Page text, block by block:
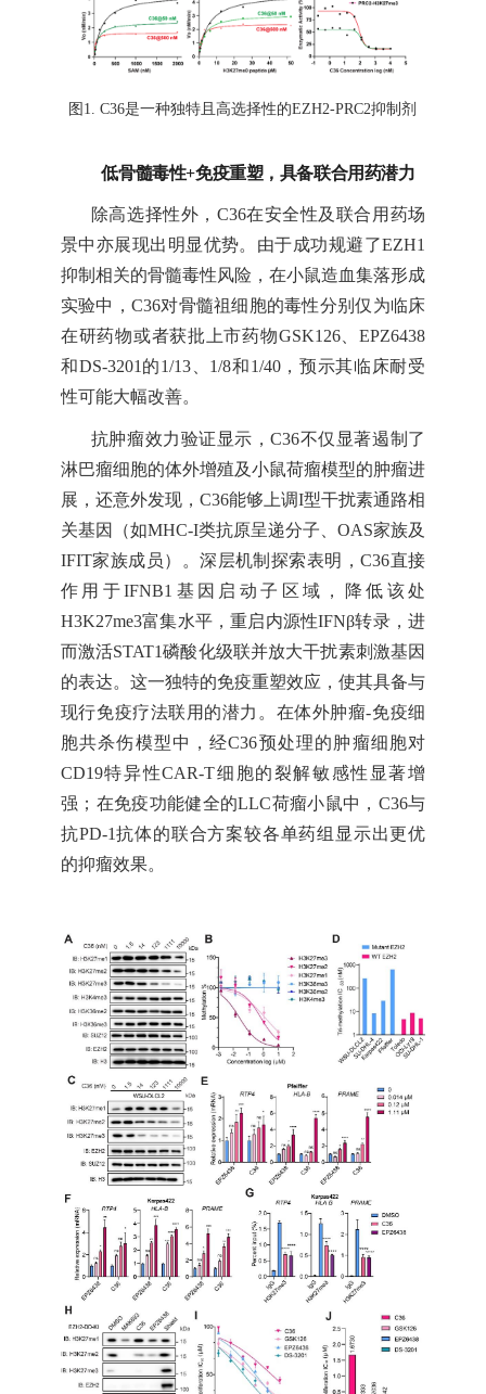
图 1. C36是一种独特且高选择性的EZH2-PRC2抑制剂
低骨髓毒性+免疫重塑，具备联合用药潜力
除高选择性外， C36在安全性及联合用药场
景中亦展现出明显优势。由于成功规避了EZH1
抑制相关的骨髓毒性风险，在小鼠造血集落形成
实验中，C36对骨髓祖细胞的毒性分别仅为临床
在研药物或者获批上市药物GSK126、EPZ6438
和DS-3201的1/13、1/8和1/40，预示其临床耐受
性可能大幅改善。
抗肿瘤效力验证显示，C36不仅显著遏制了
淋巴瘤细胞的体外增殖及小鼠荷瘤模型的肿瘤进
展，还意外发现，C36能够上调I型干扰素通路相
关基因（如MHC-I类抗原呈递分子、OAS家族及
IFIT家族成员）。深层机制探索表明，C36直接
作用于IFNB1基因启动子区域，降低该处
H3K27me3富集水平，重启内源性IFNβ转录，进
而激活STAT1磷酸化级联并放大干扰素刺激基因
的表达。这一独特的免疫重塑效应，使其具备与
现行免疫疗法联用的潜力。在体外肿瘤-免疫细
胞共杀伤模型中，经C36预处理的肿瘤细胞对
CD19特异性CAR-T细胞的裂解敏感性显著增
强；在免疫功能健全的LLC荷瘤小鼠中，C36与
抗PD-1抗体的联合方案较各单药组显示出更优
的抑瘤效果。